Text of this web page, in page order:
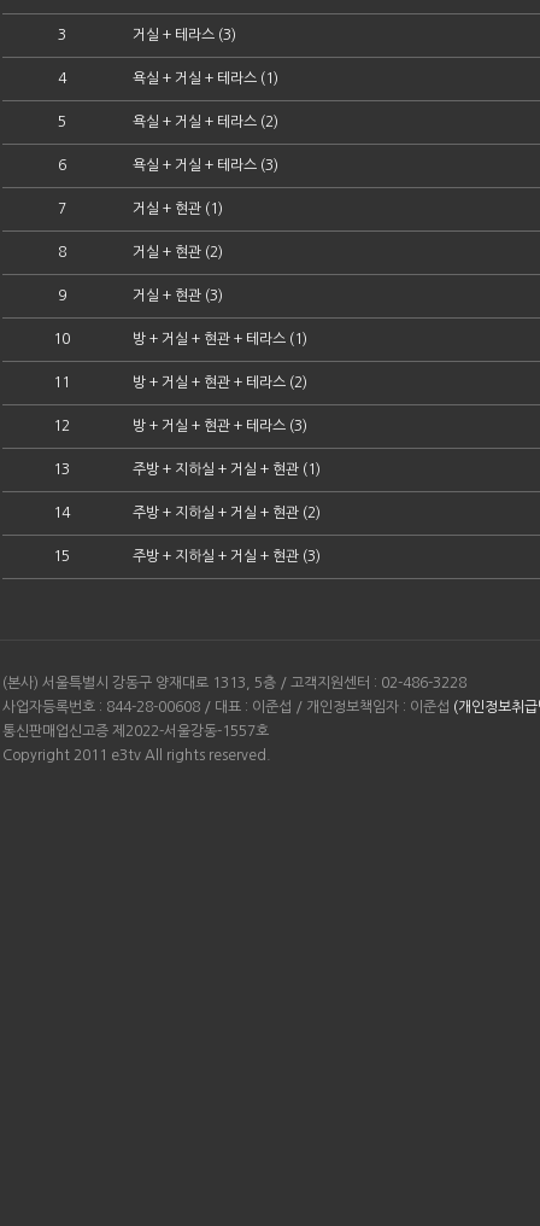
3 거실 + 테라스 (3)
4 욕실 + 거실 + 테라스 (1)
5 욕실 + 거실 + 테라스 (2)
6 욕실 + 거실 + 테라스 (3)
7 거실 + 현관 (1)
8 거실 + 현관 (2)
9 거실 + 현관 (3)
10 방 + 거실 + 현관 + 테라스 (1)
11 방 + 거실 + 현관 + 테라스 (2)
12 방 + 거실 + 현관 + 테라스 (3)
13 주방 + 지하실 + 거실 + 현관 (1)
14 주방 + 지하실 + 거실 + 현관 (2)
15 주방 + 지하실 + 거실 + 현관 (3)
(본사) 서울특별시 강동구 양재대로 1313, 5층 / 고객지원센터 : 02-486-3228
사업자등록번호 : 844-28-00608 / 대표 : 이준섭 / 개인정보책임자 : 이준섭 (개인정보취
통신판매업신고증 제2022-서울강동-1557호
Copyright 2011 e3tv All rights reserved.